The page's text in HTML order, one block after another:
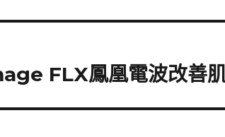
FLX鳳凰電波改善